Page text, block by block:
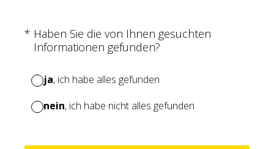
* Haben Sie die von Ihnen gesuchten
Informationen gefunden?
(Erforderlich.)
ja, ich habe alles gefunden
nein, ich habe nicht alles gefunden